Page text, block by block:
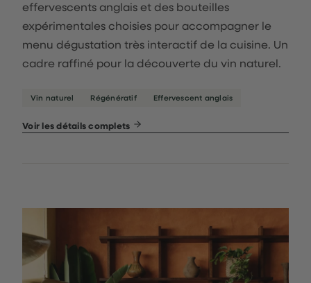
effervescents anglais et des bouteilles
expérimentales choisies pour accompagner le
menu dégustation très interactif de la cuisine. Un
cadre raffiné pour la découverte du vin naturel.
Vin naturel Régénératif Effervescent anglais
Voir les détails complets